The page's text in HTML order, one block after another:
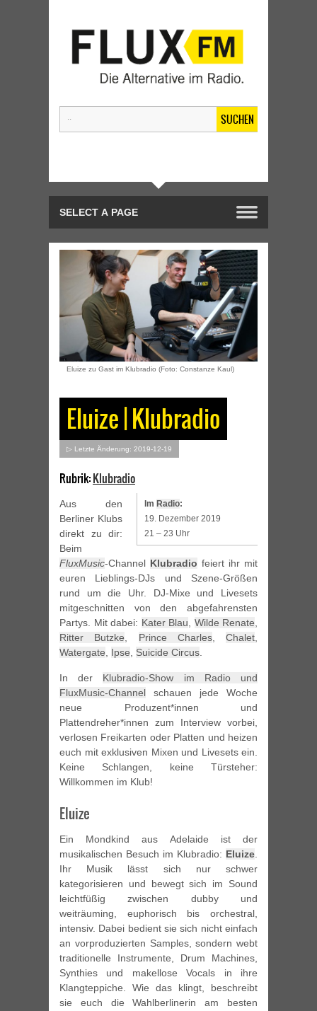
SUCHEN
Eluize zu Gast im Klubradio (Foto: Constanze Kaul)
Eluize | Klubradio
▷ Letzte Änderung: 2019-12-19
Rubrik:Klubradio
Im Radio:
19. Dezember 2019
21 – 23 Uhr
Aus den
Berliner Klubs
direkt zu dir:
Beim
FluxMusic-Channel Klubradio feiert ihr mit
euren Lieblings-DJs und Szene-Größen
rund um die Uhr. DJ-Mixe und Livesets
mitgeschnitten von den abgefahrensten
Partys. Mit dabei: Kater Blau, Wilde Renate,
Ritter Butzke, Prince Charles, Chalet,
Watergate, Ipse, Suicide Circus.
In der Klubradio-Show im Radio und
FluxMusic-Channel schauen jede Woche
neue Produzent*innen und
Plattendreher*innen zum Interview vorbei,
verlosen Freikarten oder Platten und heizen
euch mit exklusiven Mixen und Livesets ein.
Keine Schlangen, keine Türsteher:
Willkommen im Klub!
Eluize
Ein Mondkind aus Adelaide ist der
musikalischen Besuch im Klubradio: Eluize.
Ihr Musik lässt sich nur schwer
kategorisieren und bewegt sich im Sound
leichtfüßig zwischen dubby und
weiträuming, euphorisch bis orchestral,
intensiv. Dabei bedient sie sich nicht einfach
an vorproduzierten Samples, sondern webt
traditionelle Instrumente, Drum Machines,
Synthies und makellose Vocals in ihre
Klangteppiche. Wie das klingt, beschreibt
sie euch die Wahlberlinerin am besten